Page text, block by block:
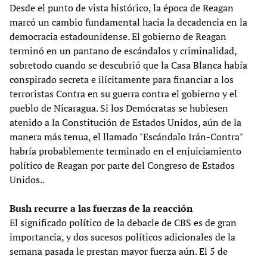
Desde el punto de vista histórico, la época de Reagan
marcó un cambio fundamental hacia la decadencia en la
democracia estadounidense. El gobierno de Reagan
terminó en un pantano de escándalos y criminalidad,
sobretodo cuando se descubrió que la Casa Blanca había
conspirado secreta e ilícitamente para financiar a los
terroristas Contra en su guerra contra el gobierno y el
pueblo de Nicaragua. Si los Demócratas se hubiesen
atenido a la Constitución de Estados Unidos, aún de la
manera más tenua, el llamado "Escándalo Irán-Contra"
habría probablemente terminado en el enjuiciamiento
político de Reagan por parte del Congreso de Estados
Unidos..
Bush recurre a las fuerzas de la reacción
El significado político de la debacle de CBS es de gran
importancia, y dos sucesos políticos adicionales de la
semana pasada le prestan mayor fuerza aún. El 5 de